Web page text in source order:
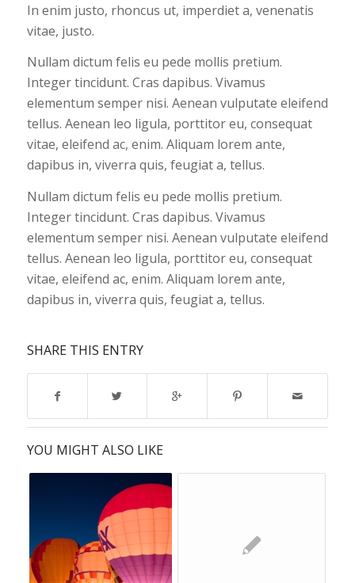
In enim justo, rhoncus ut, imperdiet a, venenatis
vitae, justo.
Nullam dictum felis eu pede mollis pretium.
Integer tincidunt. Cras dapibus. Vivamus
elementum semper nisi. Aenean vulputate eleifend
tellus. Aenean leo ligula, porttitor eu, consequat
vitae, eleifend ac, enim. Aliquam lorem ante,
dapibus in, viverra quis, feugiat a, tellus.
Nullam dictum felis eu pede mollis pretium.
Integer tincidunt. Cras dapibus. Vivamus
elementum semper nisi. Aenean vulputate eleifend
tellus. Aenean leo ligula, porttitor eu, consequat
vitae, eleifend ac, enim. Aliquam lorem ante,
dapibus in, viverra quis, feugiat a, tellus.
SHARE THIS ENTRY
YOU MIGHT ALSO LIKE